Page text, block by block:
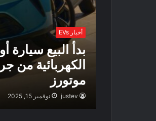
أخبار EVs
الكهربائية من
موتورز
justev نوفمبر 15, 2025